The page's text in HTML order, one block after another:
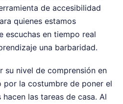
de accesibilidad
quienes estamos
escuchas en tiempo real
una barbaridad.
su nivel de comprensión en
por la costumbre de poner el
las tareas de casa. Al